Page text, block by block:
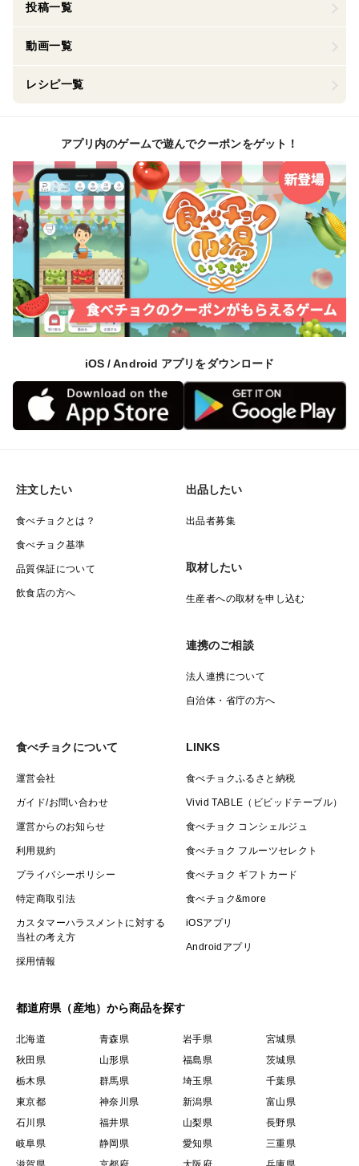
投稿一覧
動画一覧
レシピ一覧
アプリ内のゲームで遊んでクーポンをゲット！
iOS / Android アプリをダウンロード
注文したい
食べチョクとは？
食べチョク基準
品質保証について
飲食店の方へ
出品したい
出品者募集
取材したい
生産者への取材を申し込む
連携のご相談
法人連携について
自治体・省庁の方へ
食べチョクについて
運営会社
ガイド/お問い合わせ
運営からのお知らせ
利用規約
プライバシーポリシー
特定商取引法
カスタマーハラスメントに対する
当社の考え方
採用情報
LINKS
食べチョクふるさと納税
Vivid TABLE（ビビッドテーブル）
食べチョク コンシェルジュ
食べチョク フルーツセレクト
食べチョク ギフトカード
食べチョク&more
iOSアプリ
Androidアプリ
都道府県（産地）から商品を探す
北海道 青森県 岩手県
宮城県
秋田県
山形県 福島県
茨城県
栃木県
群馬県 埼玉県
千葉県
東京都
神奈川県 新潟県
富山県
石川県
福井県 山梨県
長野県
岐阜県
静岡県 愛知県
三重県